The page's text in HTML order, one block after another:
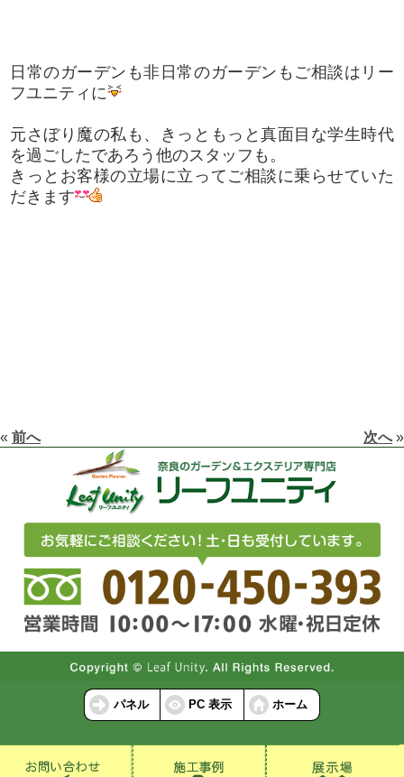
日常のガーデンも非日常のガーデンもご相談はリー
フユニティに
元さぼり魔の私も、きっともっと真面目な学生時代
を過ごしたであろう他のスタッフも。
きっとお客様の立場に立ってご相談に乗らせていた
だきます
« 前へ 次へ»
パネル PC 表示 ホーム